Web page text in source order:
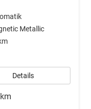
Metallic
Details